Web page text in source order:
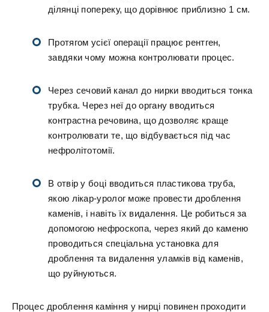
ділянці попереку, що дорівнює приблизно 1 см.
Протягом усієї операції працює рентген,
завдяки чому можна контролювати процес.
Через сечовий канал до нирки вводиться тонка
трубка. Через неї до органу вводиться
контрастна речовина, що дозволяє краще
контролювати те, що відбувається під час
нефролітотомії.
В отвір у боці вводиться пластикова труба,
якою лікар-уролог може провести дроблення
каменів, і навіть їх видалення. Це робиться за
допомогою нефроскопа, через який до каменю
проводиться спеціальна установка для
дроблення та видалення уламків від каменів,
що руйнуються.
Процес дроблення каміння у нирці повинен проходити